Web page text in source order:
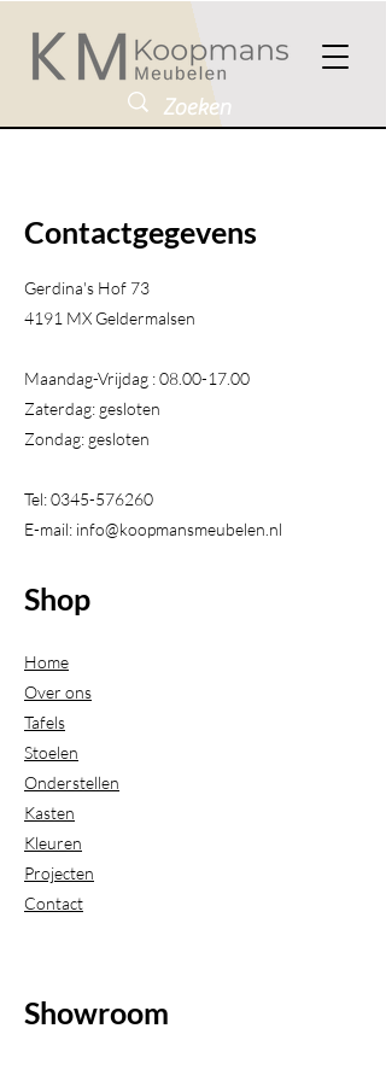
Contactgegevens
Gerdina's Hof 73
4191 MX Geldermalsen​
Maandag-Vrijdag :08.00-17.00
Zaterdag: gesloten
Zondag: gesloten
Tel:0345-576260
E-mail: info@koopmansmeubelen.nl
Shop
Home
Over ons
Tafels
Stoelen
Onderstellen
Kasten
Kleuren
Projecten
Contact
Showroom